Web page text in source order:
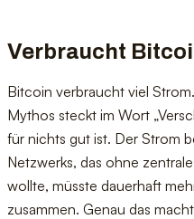
Verbraucht
Bitcoin verbraucht viel
Mythos steckt im Wort
für nichts gut ist. Der Strom
Netzwerks, das ohne
wollte, müsste dauerhaft
zusammen. Genau das